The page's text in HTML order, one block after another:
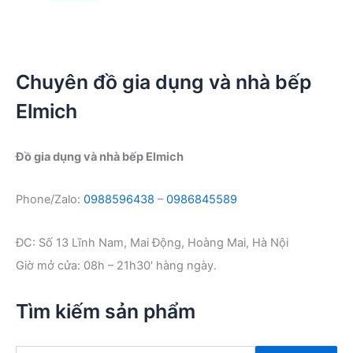
Chuyên đồ gia dụng và nhà bếp
Elmich
Đồ gia dụng và nhà bếp Elmich
Phone/Zalo: 0988596438 –0986845589
ĐC: Số 13 Lĩnh Nam, Mai Động, Hoàng Mai, Hà Nội
Giờ mở cửa: 08h – 21h30′ hàng ngày.
Tìm kiếm sản phẩm